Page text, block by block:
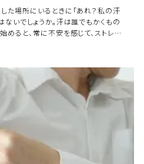
た場所にいるときに「あれ？私の汗
いでしょうか。汗は誰でもかくもの
ると、常に不安を感じて、ストレス